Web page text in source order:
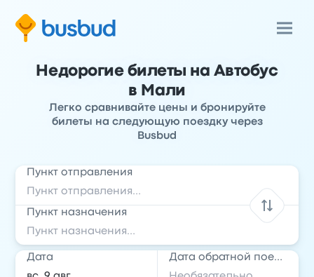
Недорогие билеты на Автобус
в Мали
Легко сравнивайте цены и бронируйте
билеты на следующую поездку через
Busbud
Пункт отправления
Пункт назначения
Дата Дата обратной поездки